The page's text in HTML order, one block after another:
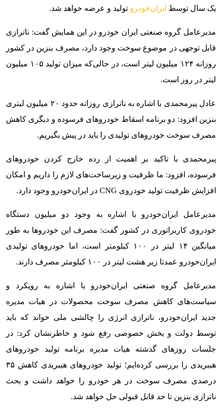
یک سال توسط ایران‌خودرو تولید و عرضه خواهد شد.
مدیرعامل گروه صنعتی ایران خودرو در این همایش گفت: ناترازی
قابل توجهی در موضوع سوخت وجود دارد، مصرف بنزین در کشور
روزانه ۱۲۴ میلیون لیتر است، در حالی‌که میزان تولید ۱۰۵ میلیون
لیتر در روز است.
عادل پیرمحمدی با اشاره به ناترازی روزانه حدود ۲۰ میلیون لیتری
بنزین افزود: دو برنامه اسقاط خودروهای فرسوده و دیگری کاهش
مصرف سوخت خودروهای تولیدی را باید در پیش بگیریم.
پیرمحمدی با تاکید بر اهمیت از رده خارج کردن خودروهای
فرسوده، افزود: ما ظرفیت و زیرساخت‌های لازم را داریم و امکان
افزایش ظرفیت تولید خودروی CNG در ایران‌خودرو وجود دارد.
مدیرعامل ایران‌خودرو با اشاره به وجود دو میلیون دستگاه
خودروی کاربراتوری در کشور گفت: مصرف این خودروها به طور
میانگین ۱۴ لیتر در ۱۰۰ کیلومتر است، اما خودروهای تولیدی
ایران‌خودرو عمدتا زیر هشت لیتر در ۱۰۰ کیلومتر مصرف دارند.
مدیرعامل گروه صنعتی ایران‌خودرو با اشاره به رویکرد و
سیاست‌های کاهش مصرف سوخت محصولات در هیات مدیره
جدید ایران‌خودرو، ناترازی انرژی را چالشی ملی خواند که باید
توسط دولت و بخش خصوصی رفع شود و خاطرنشان کرد: در
جلسات روزهای گذشته هیات مدیره برنامه تولید خودروهای
هیبریدی را بررسی کرده‌ایم؛ تولید خودروهای هیبریدی کاهش ۳۵
درصدی مصرف سوخت در هر خودرو را خواهد داشت و بحث
ناترازی بنزین تا حد قابل قبولی حل خواهد شد.